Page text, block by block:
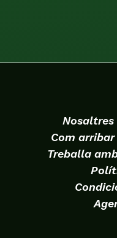
Nosaltres
Com arribar
Treballa